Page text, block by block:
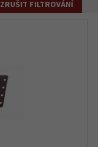
ZRUŠIT FILTROVÁNÍ